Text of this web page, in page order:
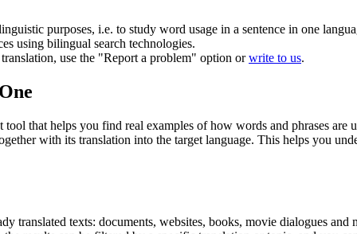
purposes, i.e. to study word usage in a sentence in one
using bilingual search technologies.
use the "Report a problem" option orwrite to us.
that helps you find real examples of how words and phrases are
with its translation into the target language. This helps you
translated texts: documents, websites, books, movie dialogues